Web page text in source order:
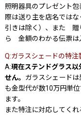
照明器具のプレゼント
際は送り主を店名では
引きは除く）、また 贈
ら 金額のわかる伝票は
Q:ガラスシェードの特注
A:現在ステンドグラス以
せん。 ガラスシェード
も金型代が数10万円単
ます。
また特注に対応してく